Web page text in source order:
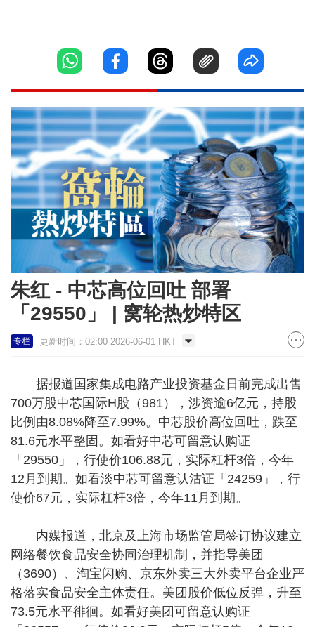
朱红 - 中芯高位回吐 部署
「29550」 | 窝轮热炒特区
专栏 更新时间：02:00 2026-06-01 HKT
据报道国家集成电路产业投资基金日前完成出售
700万股中芯国际H股（981），涉资逾6亿元，持股
比例由8.08%降至7.99%。中芯股价高位回吐，跌至
81.6元水平整固。如看好中芯可留意认购证
「29550」，行使价106.88元，实际杠杆3倍，今年
12月到期。如看淡中芯可留意认沽证「24259」，行
使价67元，实际杠杆3倍，今年11月到期。
内媒报道，北京及上海市场监管局签订协议建立
网络餐饮食品安全协同治理机制，并指导美团
（3690）、淘宝闪购、京东外卖三大外卖平台企业严
格落实食品安全主体责任。美团股价低位反弹，升至
73.5元水平徘徊。如看好美团可留意认购证